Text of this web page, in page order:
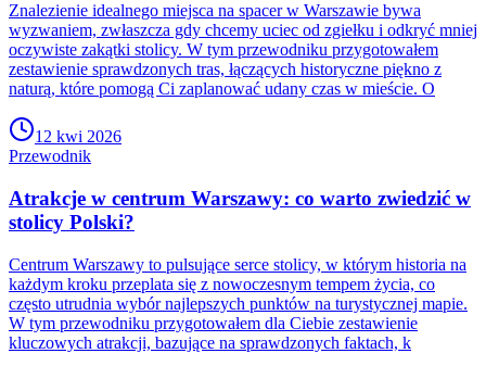
Znalezienie idealnego miejsca na spacer w Warszawie bywa
wyzwaniem, zwłaszcza gdy chcemy uciec od zgiełku i odkryć mniej
oczywiste zakątki stolicy. W tym przewodniku przygotowałem
zestawienie sprawdzonych tras, łączących historyczne piękno z
naturą, które pomogą Ci zaplanować udany czas w mieście. O
12 kwi 2026
Przewodnik
Atrakcje w centrum Warszawy: co warto zwiedzić w
stolicy Polski?
Centrum Warszawy to pulsujące serce stolicy, w którym historia na
każdym kroku przeplata się z nowoczesnym tempem życia, co
często utrudnia wybór najlepszych punktów na turystycznej mapie.
W tym przewodniku przygotowałem dla Ciebie zestawienie
kluczowych atrakcji, bazujące na sprawdzonych faktach, k